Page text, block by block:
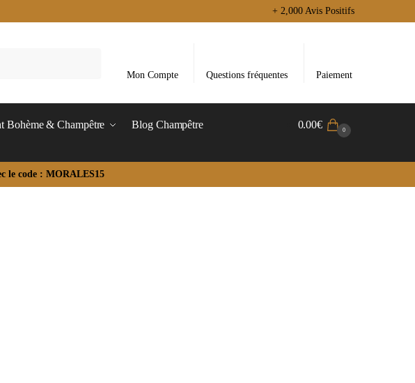
+ 2,000 Avis Positifs
Mon Compte Questions fréquentes Paiement
Bohème & Champêtre Blog Champêtre 0.00€ 0
le code : MORALES15